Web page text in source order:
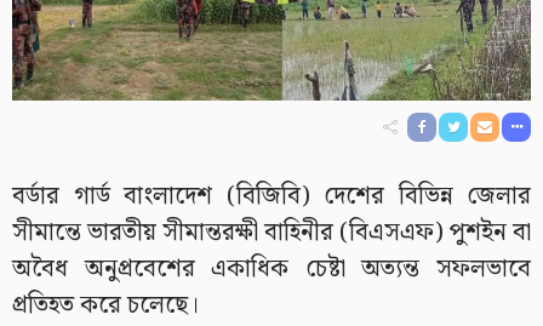
বর্ডার গার্ড বাংলাদেশ (বিজিবি) দেশের বিভিন্ন জেলার
সীমান্তে ভারতীয় সীমান্তরক্ষী বাহিনীর (বিএসএফ) পুশইন বা
অবৈধ অনুপ্রবেশের একাধিক চেষ্টা অত্যন্ত সফলভাবে
প্রতিহত করে চলেছে।